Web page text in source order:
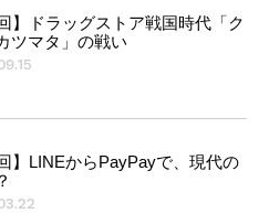
】ドラッグストア戦国時代「ク
ツマタ」の戦い
回】LINEからPayPayで、現代の